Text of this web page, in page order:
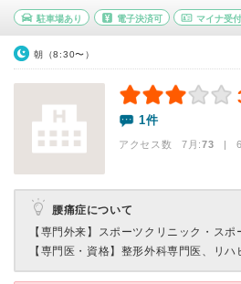
駐車場あり 電子決済可 マイナ受付
朝（8:30〜）
1件
アクセス数 7月:73 | 6
腰痛症について
【専門外来】 スポーツクリニック・スポ
【専門医・資格】 整形外科専門医、リハ